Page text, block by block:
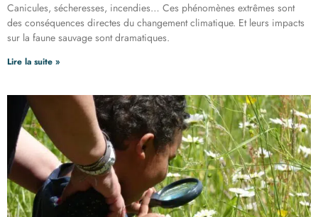
Canicules, sécheresses, incendies… Ces phénomènes extrêmes sont
des conséquences directes du changement climatique. Et leurs impacts
sur la faune sauvage sont dramatiques.
Lire la suite »